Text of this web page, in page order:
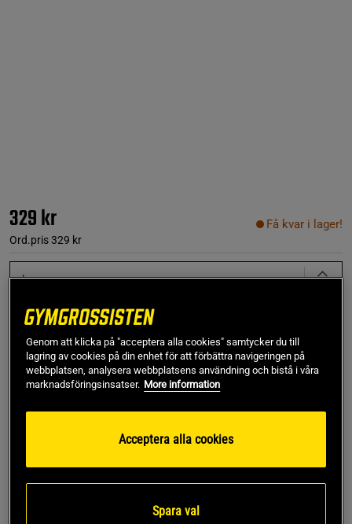
329 kr
Ord.pris329 kr
Få kvar i lager!
L
Lägg i varukorgen
Fri frakt över 499 kr Fri retur 14 dagars ångerrätt
som kombinerar funktion och design. Perfekt för både
träning och vardag, denna topp erbjuder en mjuk och lätt
känsla som håller dig bekväm hela dagen.
Genom att klicka på "acceptera alla cookies" samtycker du till
lagring av cookies på din enhet för att förbättra navigeringen på
webbplatsen, analysera webbplatsens användning och bistå i våra
marknadsföringsinsatser. More information
Acceptera alla cookies
Spara val